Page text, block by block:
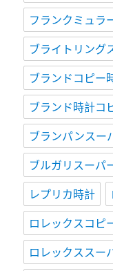
フランクミュラ
ブライトリング
ブランドコピー
ブランド時計コ
ブランパンスー
ブルガリスーパ
レプリカ時計
ロレックスコピ
ロレックススー